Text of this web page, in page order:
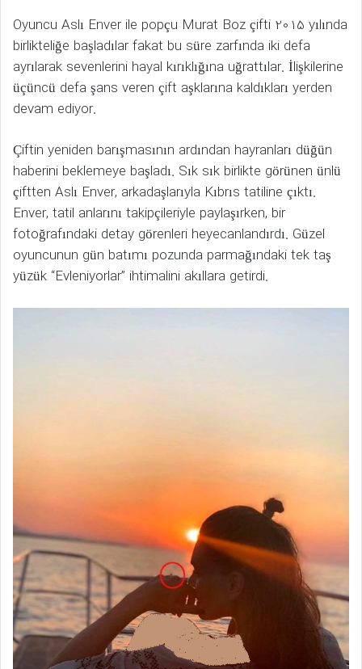
Oyuncu Aslı Enver ile popçu Murat Boz çifti 2015 yılında
birlikteliğe başladılar fakat bu süre zarfında iki defa
ayrılarak sevenlerini hayal kırıklığına uğrattılar. İlişkilerine
üçüncü defa şans veren çift aşklarına kaldıkları yerden
devam ediyor.
Çiftin yeniden barışmasının ardından hayranları düğün
haberini beklemeye başladı. Sık sık birlikte görünen ünlü
çiftten Aslı Enver, arkadaşlarıyla Kıbrıs tatiline çıktı.
Enver, tatil anlarını takipçileriyle paylaşırken, bir
fotoğrafındaki detay görenleri heyecanlandırdı. Güzel
oyuncunun gün batımı pozunda parmağındaki tek taş
yüzük “Evleniyorlar” ihtimalini akıllara getirdi.